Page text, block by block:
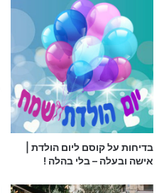
בדיחות על קוסם ליום הולדת |
אישה ובעלה – בלי בהלה !